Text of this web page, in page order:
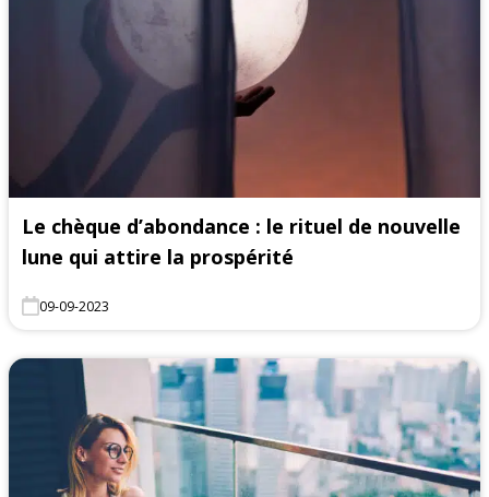
Le chèque d’abondance : le rituel de nouvelle
lune qui attire la prospérité
09-09-2023